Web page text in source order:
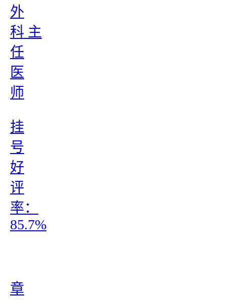
外
科 主
任
医
师
挂
号
好
评
率：
85.7%
章